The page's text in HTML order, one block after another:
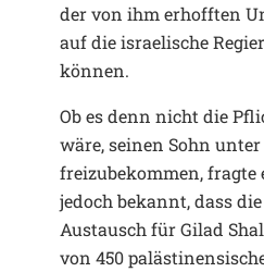
der von ihm erhofften
auf die israelische
können.
Ob es denn nicht die
wäre, seinen Sohn
freizubekommen, fragte
jedoch bekannt, dass
Austausch für Gilad
von 450